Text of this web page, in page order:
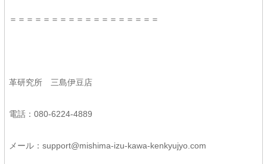
＝＝＝＝＝＝＝＝＝＝＝＝＝＝＝＝＝＝
革研究所 三島伊豆店
電話：080-6224-4889
メール：support@mishima-izu-kawa-kenkyujyo.com